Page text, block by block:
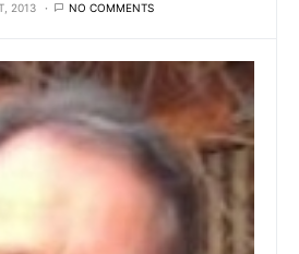
2013 NO COMMENTS